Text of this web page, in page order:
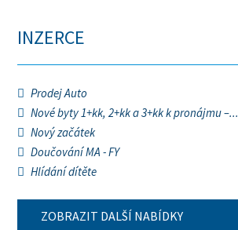
INZERCE
Prodej Auto
Nové byty 1+kk, 2+kk a 3+kk k pronájmu –...
Nový začátek
Doučování MA - FY
Hlídání dítěte
ZOBRAZIT DALŠÍ NABÍDKY